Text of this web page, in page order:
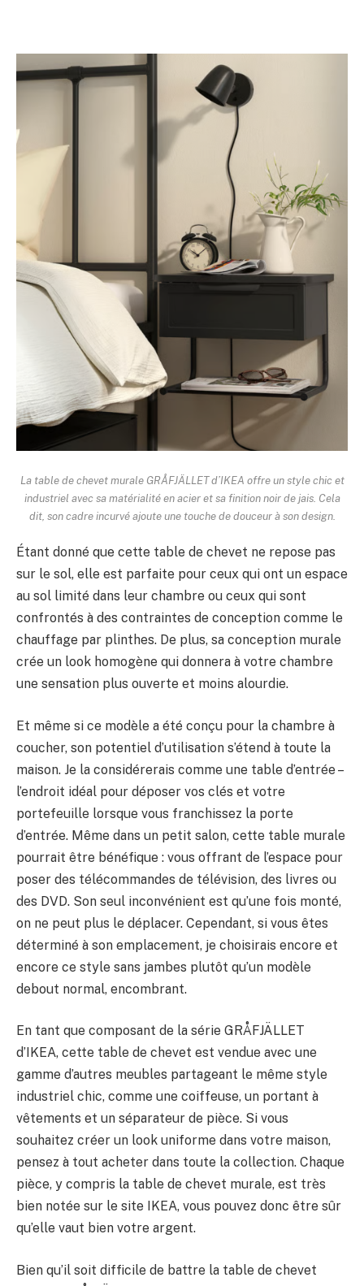
La table de chevet murale GRÅFJÄLLET d’IKEA offre un style chic et
industriel avec sa matérialité en acier et sa finition noir de jais. Cela
dit, son cadre incurvé ajoute une touche de douceur à son design.
Étant donné que cette table de chevet ne repose pas
sur le sol, elle est parfaite pour ceux qui ont un espace
au sol limité dans leur chambre ou ceux qui sont
confrontés à des contraintes de conception comme le
chauffage par plinthes. De plus, sa conception murale
crée un look homogène qui donnera à votre chambre
une sensation plus ouverte et moins alourdie.
Et même si ce modèle a été conçu pour la chambre à
coucher, son potentiel d’utilisation s’étend à toute la
maison. Je la considérerais comme une table d’entrée –
l’endroit idéal pour déposer vos clés et votre
portefeuille lorsque vous franchissez la porte
d’entrée. Même dans un petit salon, cette table murale
pourrait être bénéfique : vous offrant de l’espace pour
poser des télécommandes de télévision, des livres ou
des DVD. Son seul inconvénient est qu’une fois monté,
on ne peut plus le déplacer. Cependant, si vous êtes
déterminé à son emplacement, je choisirais encore et
encore ce style sans jambes plutôt qu’un modèle
debout normal, encombrant.
En tant que composant de la série GRÅFJÄLLET
d’IKEA, cette table de chevet est vendue avec une
gamme d’autres meubles partageant le même style
industriel chic, comme une coiffeuse, un portant à
vêtements et un séparateur de pièce. Si vous
souhaitez créer un look uniforme dans votre maison,
pensez à tout acheter dans toute la collection. Chaque
pièce, y compris la table de chevet murale, est très
bien notée sur le site IKEA, vous pouvez donc être sûr
qu’elle vaut bien votre argent.
Bien qu’il soit difficile de battre la table de chevet